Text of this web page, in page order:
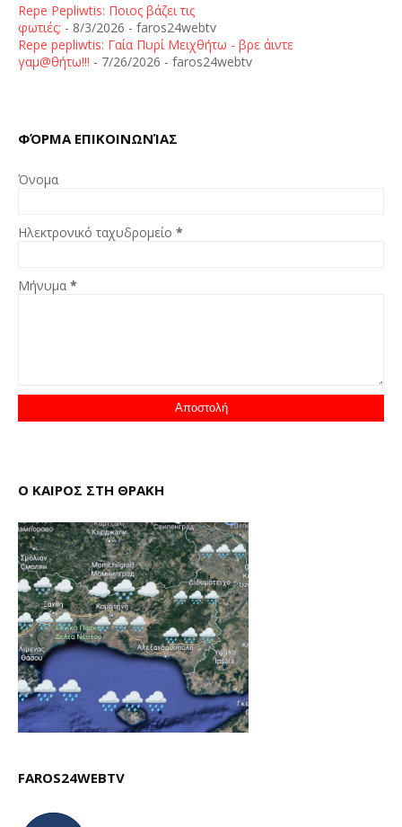
Repe Pepliwtis: Ποιος βάζει τις
φωτιές; - 8/3/2026 - faros24webtv
Repe pepliwtis: Γαία Πυρί Μειχθήτω - βρε άιντε
γαμ@θήτω!!! - 7/26/2026 - faros24webtv
ΦΌΡΜΑ ΕΠΙΚΟΙΝΩΝΊΑΣ
Όνομα
Ηλεκτρονικό ταχυδρομείο *
Μήνυμα *
Ο ΚΑΙΡΟΣ ΣΤΗ ΘΡΑΚΗ
FAROS24WEBTV